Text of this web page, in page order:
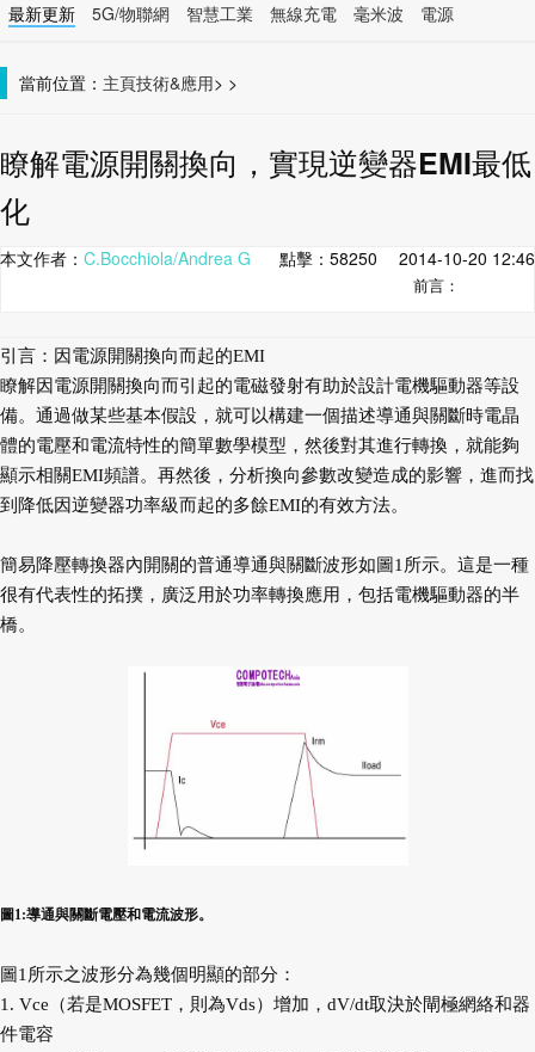
最新更新 5G/物聯網 智慧工業 無線充電 毫米波
電源
當前位置： 主頁 >
技術&應用 >
瞭解電源開關換向，實現逆變器EMI最低
化
本文作者： C.Bocchiola/Andrea G 點擊： 58250 2014-10-20 12:46
前言：
引言：因電源開關換向而起的EMI
瞭解因電源開關換向而引起的電磁發射有助於設計電機驅動器等設
備。通過做某些基本假設，就可以構建一個描述導通與關斷時電晶
體的電壓和電流特性的簡單數學模型，然後對其進行轉換，就能夠
顯示相關EMI頻譜。再然後，分析換向參數改變造成的影響，進而找
到降低因逆變器功率級而起的多餘EMI的有效方法。
簡易降壓轉換器內開關的普通導通與關斷波形如圖1所示。這是一種
很有代表性的拓撲，廣泛用於功率轉換應用，包括電機驅動器的半
橋。
圖1:導通與關斷電壓和電流波形。
圖1所示之波形分為幾個明顯的部分：
1. Vce（若是MOSFET，則為Vds）增加，dV/dt取決於閘極網絡和器
件電容